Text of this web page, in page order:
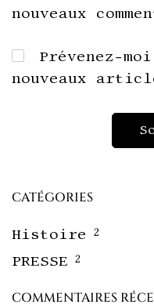
nouveaux
Prévenez-
nouveaux
CATÉGORIES
Histoire 2
PRESSE 2
COMMENTAIRES